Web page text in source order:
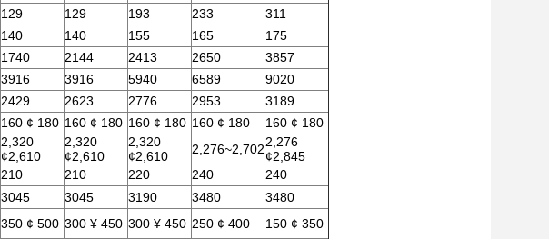
129 129 193 233
311
140 140 155 165
175
1740 2144 2413 2650
3857
3916 3916 5940 6589
9020
2429 2623 2776 2953 3189
160 ¢ 180 160 ¢ 180 160 ¢ 180 160 ¢ 180
160 ¢ 180
2,320
¢2,610
2,320
¢2,610
2,320
¢2,610
2,276~2,7022,276
¢2,845
210 210 220 240
240
3045 3045 3190 3480
3480
350 ¢ 500 300 ¥ 450 300 ¥ 450 250 ¢ 400
150 ¢ 350